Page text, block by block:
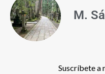
M.
Suscríbete a